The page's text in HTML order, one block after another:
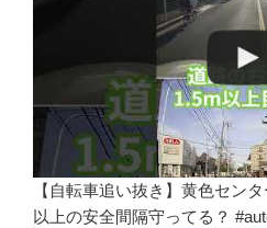
【自転車追い抜き】黄色セン
以上の安全間隔守ってる？